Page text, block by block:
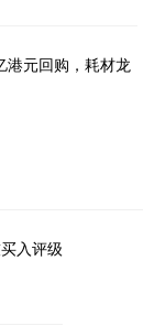
港元回购，耗材龙
入评级